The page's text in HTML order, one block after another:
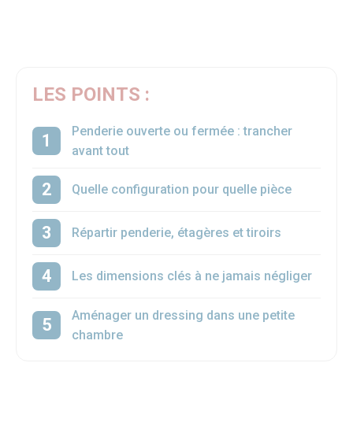
LES POINTS :
Penderie ouverte ou fermée : trancher
avant tout
Quelle configuration pour quelle pièce
Répartir penderie, étagères et tiroirs
Les dimensions clés à ne jamais négliger
Aménager un dressing dans une petite
chambre